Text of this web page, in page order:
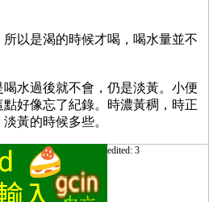
以是渴的時候才喝，喝水量並不
水過後就不會，仍是淡黃。小便
好像忘了紀錄。時濃黃稠，時正
黃的時候多些。
edited: 3